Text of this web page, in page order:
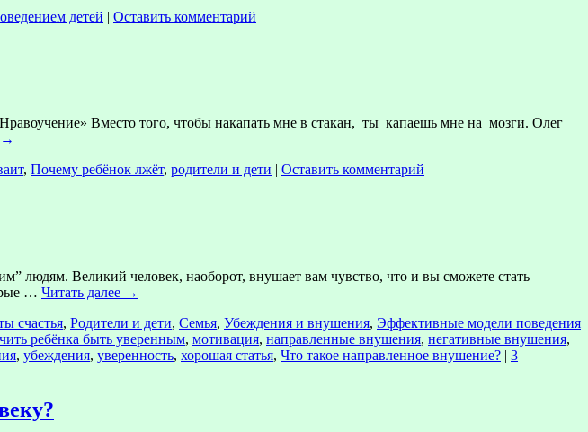
детей | Оставить комментарий
Вместо того, чтобы накапать мне в стакан, ты капаешь мне на мозги. Олег
→
, Почему ребёнок лжёт, родители и дети | Оставить комментарий
людям. Великий человек, наоборот, внушает вам чувство, что и вы сможете стать
… Читать далее →
счастья, Родители и дети, Семья, Убеждения и внушения, Эффективные модели поведения
ребёнка быть уверенным, мотивация, направленные внушения, негативные внушения,
, убеждения, уверенность, хорошая статья, Что такое направленное внушение? | 3